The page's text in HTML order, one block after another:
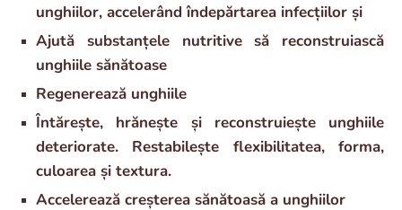
unghiilor, accelerând îndepărtarea infecțiilor și
Ajută substanțele nutritive să reconstruiască
unghiile sănătoase
Regenerează unghiile
Întărește, hrănește și reconstruiește unghiile
deteriorate. Restabilește flexibilitatea, forma,
culoarea și textura.
Accelerează creșterea sănătoasă a unghiilor